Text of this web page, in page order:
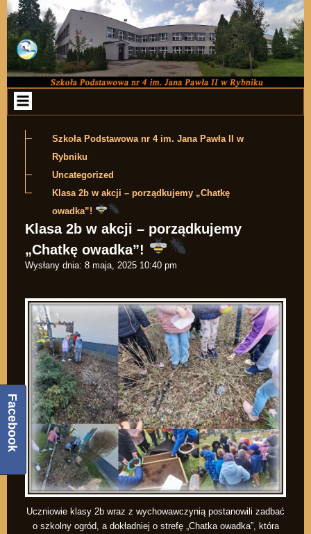
Przejdź do zawartości
Szkoła Podstawowa nr 4 im. Jana Pawła II w
Rybniku
Uncategorized
Klasa 2b w akcji – porządkujemy „Chatkę
owadka”!
Klasa 2b w akcji – porządkujemy
„Chatkę owadka”!
Wysłany dnia: 8 maja, 2025 10:40 pm
Uczniowie klasy 2b wraz z wychowawczynią postanowili zadbać
o szkolny ogród, a dokładniej o strefę „Chatka owadka”, która
Facebook